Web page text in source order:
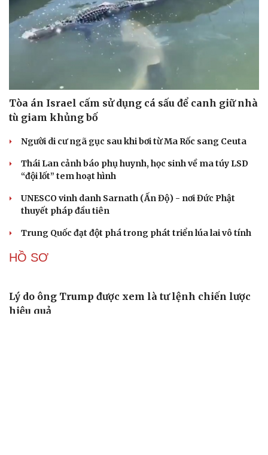
Đột phá hiếm hoi tại Gaza giữa những hoài nghi
Mỹ sẽ có học thuyết hạt nhân mới đối phó với Trung
Quốc và Nga
Lỗ hổng khiến phòng không Ukraine đuối sức trước
mưa tên lửa Nga
Hai điểm nóng Iran và Ukraine làm trầm trọng thêm
củng cố sức mạnh quân sự
CUỘC SỐNG ĐÓ ĐÂY